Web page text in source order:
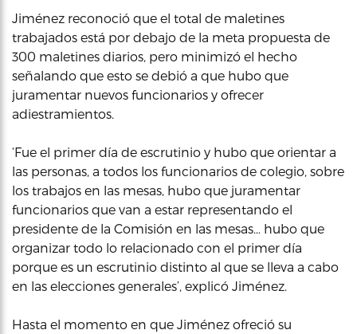
Jiménez reconoció que el total de maletines
trabajados está por debajo de la meta propuesta de
300 maletines diarios, pero minimizó el hecho
señalando que esto se debió a que hubo que
juramentar nuevos funcionarios y ofrecer
adiestramientos.
‘Fue el primer día de escrutinio y hubo que orientar a
las personas, a todos los funcionarios de colegio, sobre
los trabajos en las mesas, hubo que juramentar
funcionarios que van a estar representando el
presidente de la Comisión en las mesas… hubo que
organizar todo lo relacionado con el primer día
porque es un escrutinio distinto al que se lleva a cabo
en las elecciones generales’, explicó Jiménez.
Hasta el momento en que Jiménez ofreció su